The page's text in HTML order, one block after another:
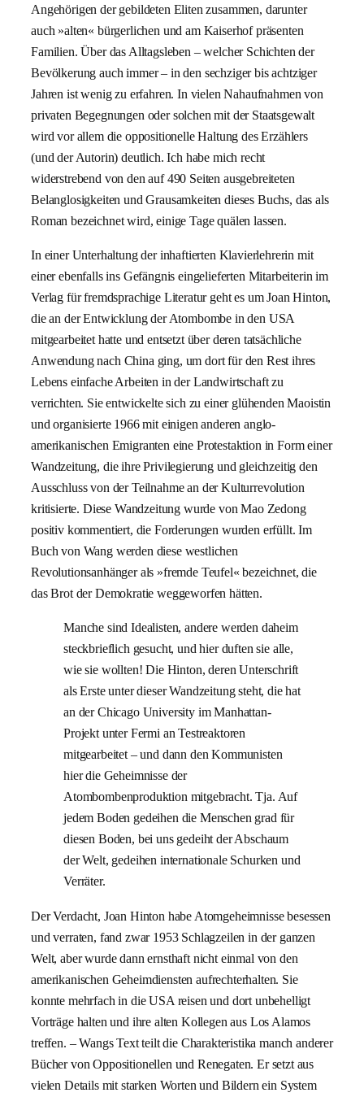
Angehörigen der gebildeten Eliten zusammen, darunter
auch »alten« bürgerlichen und am Kaiserhof präsenten
Familien. Über das Alltagsleben – welcher Schichten der
Bevölkerung auch immer – in den sechziger bis achtziger
Jahren ist wenig zu erfahren. In vielen Nahaufnahmen von
privaten Begegnungen oder solchen mit der Staatsgewalt
wird vor allem die oppositionelle Haltung des Erzählers
(und der Autorin) deutlich. Ich habe mich recht
widerstrebend von den auf 490 Seiten ausgebreiteten
Belanglosigkeiten und Grausamkeiten dieses Buchs, das als
Roman bezeichnet wird, einige Tage quälen lassen.
In einer Unterhaltung der inhaftierten Klavierlehrerin mit
einer ebenfalls ins Gefängnis eingelieferten Mitarbeiterin im
Verlag für fremdsprachige Literatur geht es um Joan Hinton,
die an der Entwicklung der Atombombe in den USA
mitgearbeitet hatte und entsetzt über deren tatsächliche
Anwendung nach China ging, um dort für den Rest ihres
Lebens einfache Arbeiten in der Landwirtschaft zu
verrichten. Sie entwickelte sich zu einer glühenden Maoistin
und organisierte 1966 mit einigen anderen anglo-
amerikanischen Emigranten eine Protestaktion in Form einer
Wandzeitung, die ihre Privilegierung und gleichzeitig den
Ausschluss von der Teilnahme an der Kulturrevolution
kritisierte. Diese Wandzeitung wurde von Mao Zedong
positiv kommentiert, die Forderungen wurden erfüllt. Im
Buch von Wang werden diese westlichen
Revolutionsanhänger als »fremde Teufel« bezeichnet, die
das Brot der Demokratie weggeworfen hätten.
Manche sind Idealisten, andere werden daheim
steckbrieflich gesucht, und hier duften sie alle,
wie sie wollten! Die Hinton, deren Unterschrift
als Erste unter dieser Wandzeitung steht, die hat
an der Chicago University im Manhattan-
Projekt unter Fermi an Testreaktoren
mitgearbeitet – und dann den Kommunisten
hier die Geheimnisse der
Atombombenproduktion mitgebracht. Tja. Auf
jedem Boden gedeihen die Menschen grad für
diesen Boden, bei uns gedeiht der Abschaum
der Welt, gedeihen internationale Schurken und
Verräter.
Der Verdacht, Joan Hinton habe Atomgeheimnisse besessen
und verraten, fand zwar 1953 Schlagzeilen in der ganzen
Welt, aber wurde dann ernsthaft nicht einmal von den
amerikanischen Geheimdiensten aufrechterhalten. Sie
konnte mehrfach in die USA reisen und dort unbehelligt
Vorträge halten und ihre alten Kollegen aus Los Alamos
treffen. – Wangs Text teilt die Charakteristika manch anderer
Bücher von Oppositionellen und Renegaten. Er setzt aus
vielen Details mit starken Worten und Bildern ein System